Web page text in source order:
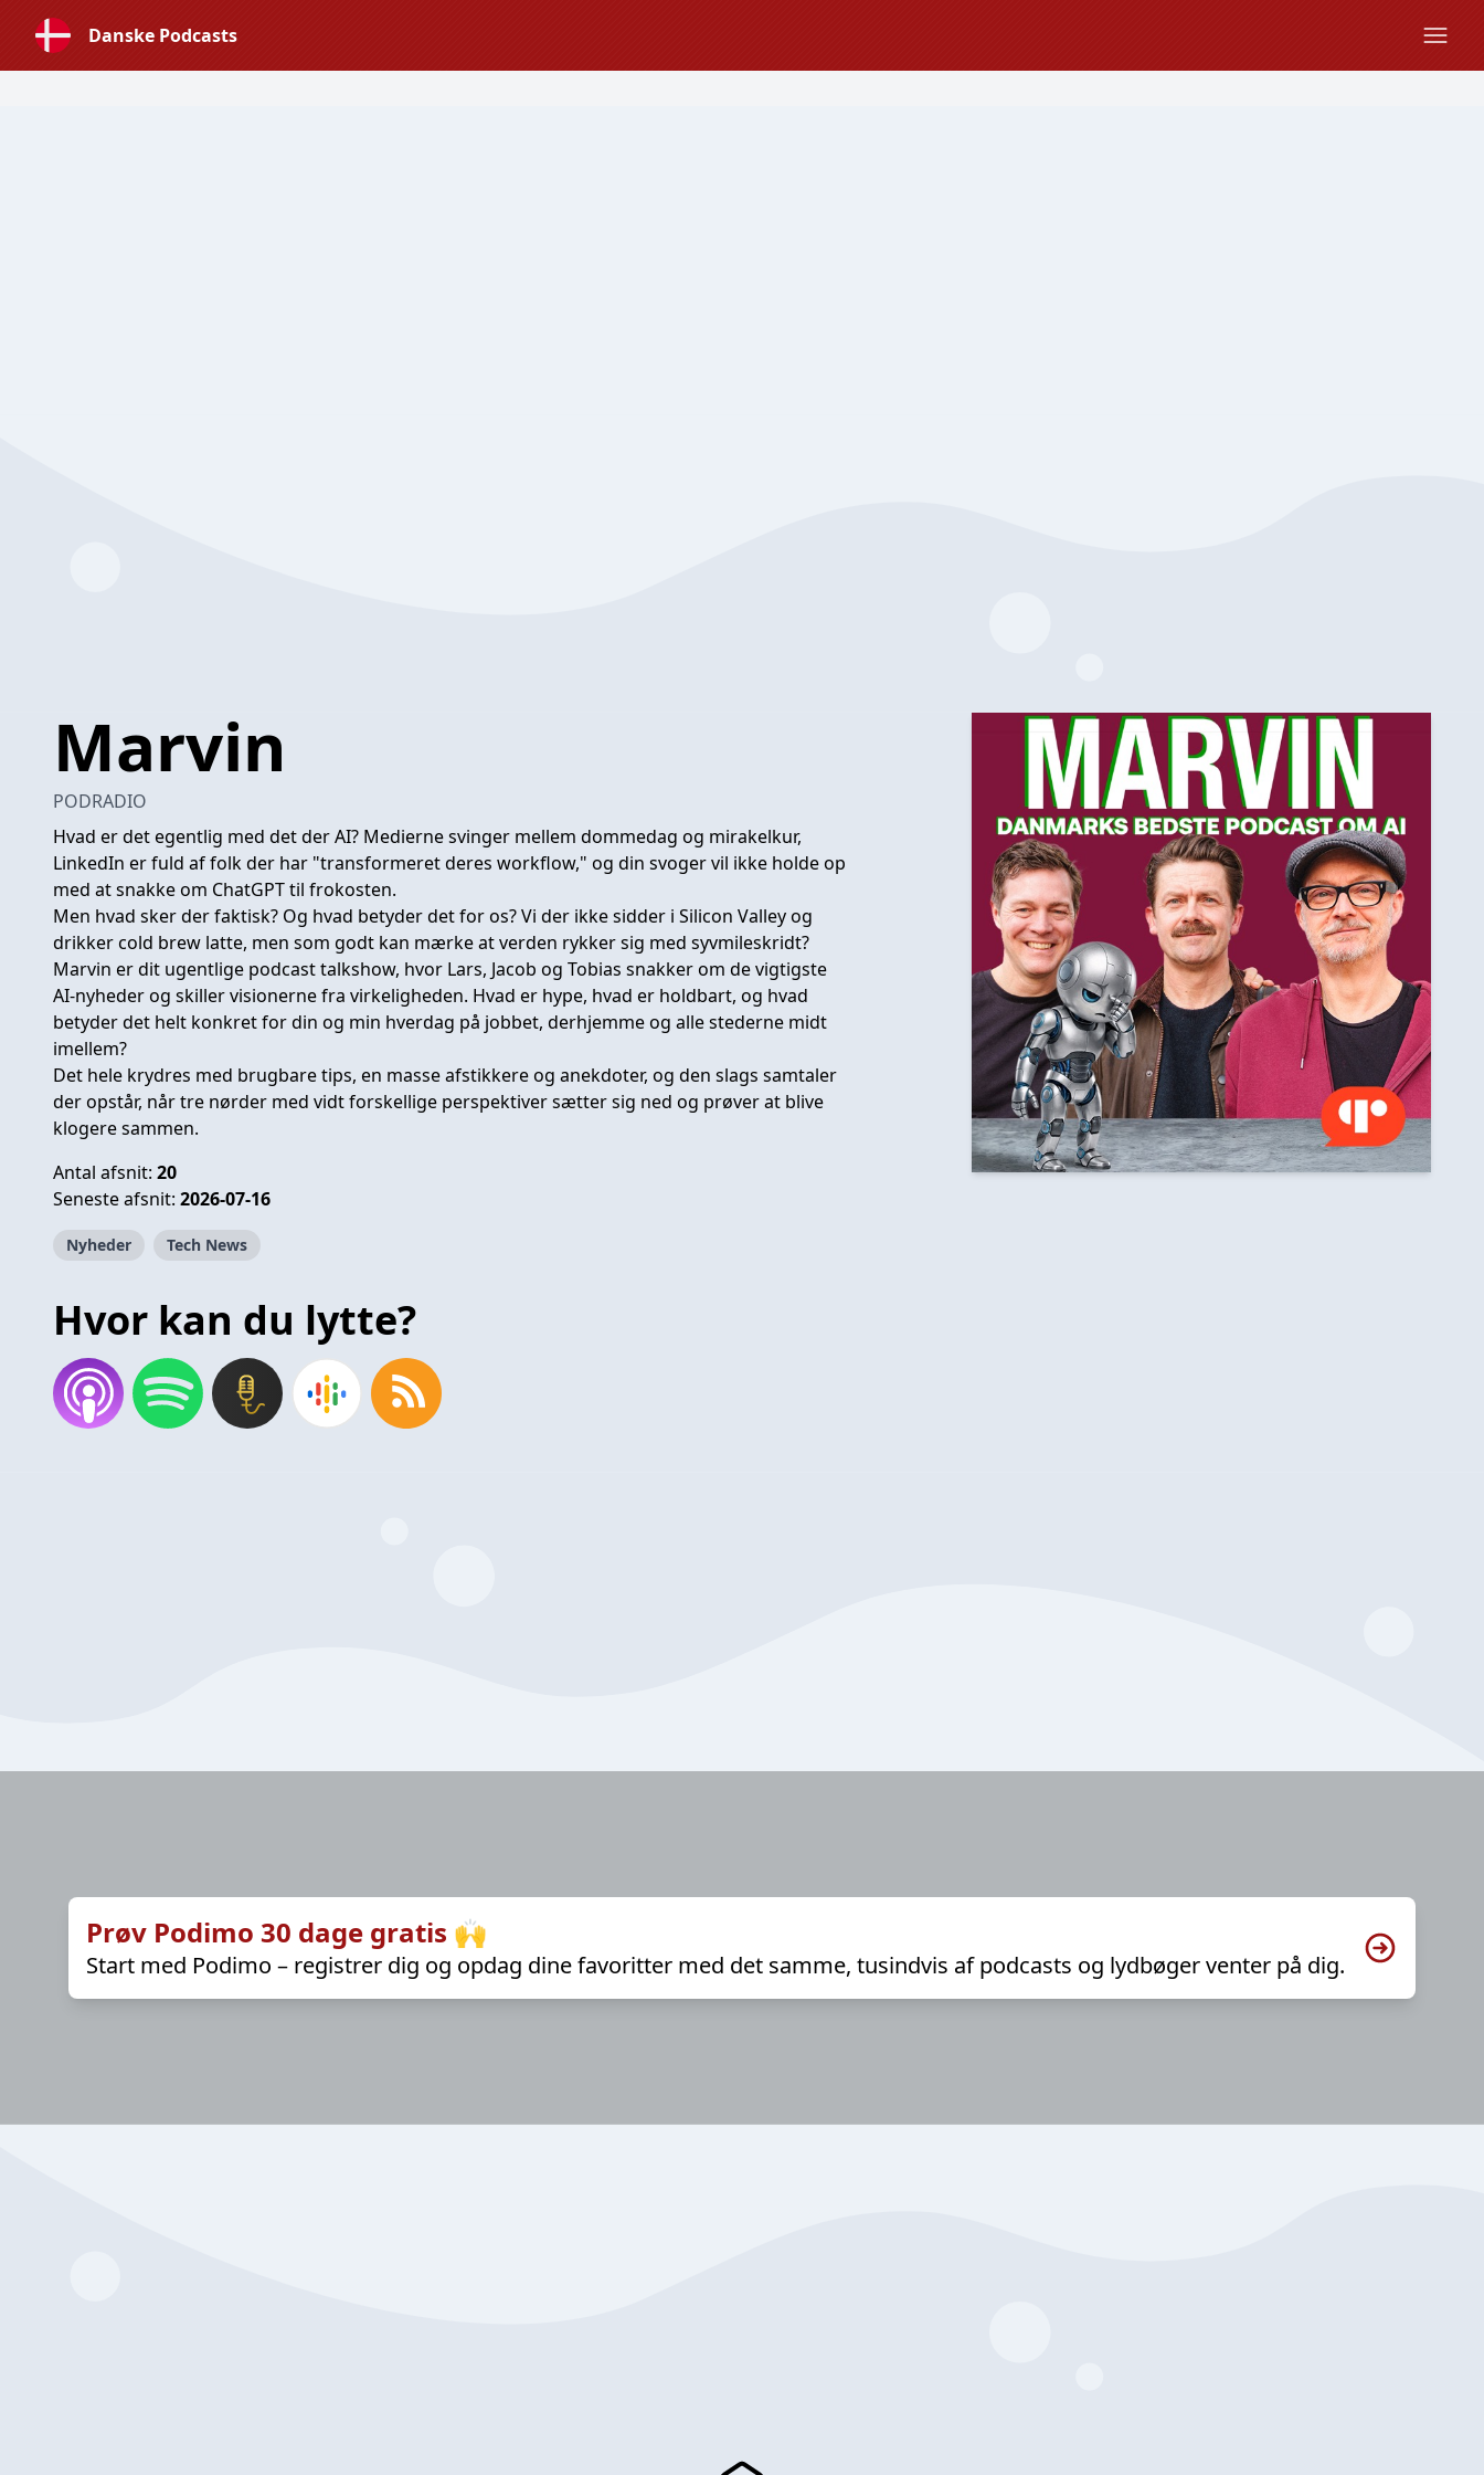
Danske Podcasts
Marvin
PODRADIO
Hvad er det egentlig med det der AI? Medierne svinger mellem dommedag og mirakelkur,
LinkedIn er fuld af folk der har "transformeret deres workflow," og din svoger vil ikke holde op
med at snakke om ChatGPT til frokosten.
Men hvad sker derfaktisk? Og hvad betyder det for os? Vi der ikke sidder i Silicon Valley og
drikker cold brew latte, men som godt kan mærke at verden rykker sig med syvmileskridt?
Marvin er dit ugentlige podcast talkshow, hvor Lars, Jacob og Tobias snakker om de vigtigste
AI-nyheder og skiller visionerne fra virkeligheden. Hvad er hype, hvad er holdbart, og hvad
betyder det helt konkret for din og min hverdag på jobbet, derhjemme og alle stederne midt
imellem?
Det hele krydres med brugbare tips, en masse afstikkere og anekdoter, og den slags samtaler
der opstår, når tre nørder med vidt forskellige perspektiver sætter sig ned og prøver at blive
klogere sammen.
Antal afsnit: 20
Seneste afsnit: 2026-07-16
Nyheder Tech News
Hvor kan du lytte?
Prøv Podimo 30 dage gratis 🙌
Start med Podimo – registrer dig og opdag dine favoritter med det samme, tusindvis af podcasts og lydbøger venter på dig.